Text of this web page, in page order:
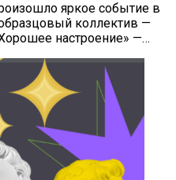
яркое событие в
коллектив —
настроение» —…